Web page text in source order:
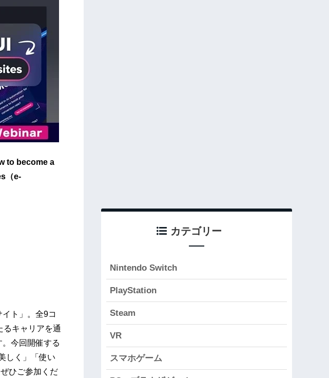
to become a
（e-
ト」。全9コ
るキャリアを通
今回開催する
しく」「使い
ひご参加くだ
カテゴリー
Nintendo Switch
PlayStation
Steam
VR
スマホゲーム